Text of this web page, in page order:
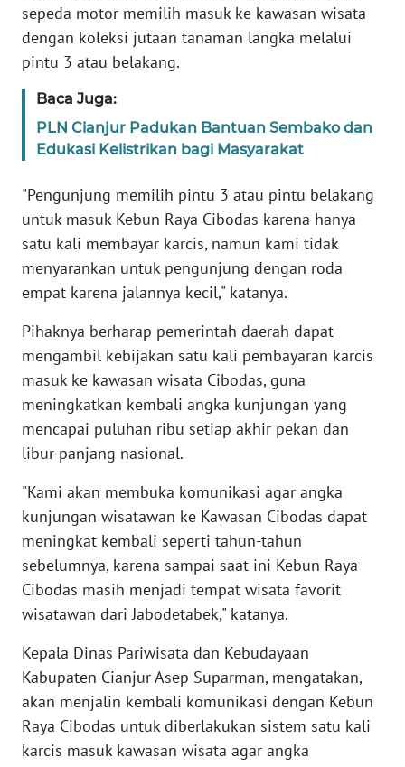
sepeda motor memilih masuk ke kawasan wisata
dengan koleksi jutaan tanaman langka melalui
pintu 3 atau belakang.
Baca Juga:
PLN Cianjur Padukan Bantuan Sembako dan
Edukasi Kelistrikan bagi Masyarakat
"Pengunjung memilih pintu 3 atau pintu belakang
untuk masuk Kebun Raya Cibodas karena hanya
satu kali membayar karcis, namun kami tidak
menyarankan untuk pengunjung dengan roda
empat karena jalannya kecil," katanya.
Pihaknya berharap pemerintah daerah dapat
mengambil kebijakan satu kali pembayaran karcis
masuk ke kawasan wisata Cibodas, guna
meningkatkan kembali angka kunjungan yang
mencapai puluhan ribu setiap akhir pekan dan
libur panjang nasional.
"Kami akan membuka komunikasi agar angka
kunjungan wisatawan ke Kawasan Cibodas dapat
meningkat kembali seperti tahun-tahun
sebelumnya, karena sampai saat ini Kebun Raya
Cibodas masih menjadi tempat wisata favorit
wisatawan dari Jabodetabek," katanya.
Kepala Dinas Pariwisata dan Kebudayaan
Kabupaten Cianjur Asep Suparman, mengatakan,
akan menjalin kembali komunikasi dengan Kebun
Raya Cibodas untuk diberlakukan sistem satu kali
karcis masuk kawasan wisata agar angka
WN
SUMSEL
WN
BENGKULU
LAMPUNG
WN
NUSANTARA
WN
JOGJA
WN
JATIM
BALI
WN
KALBAR
KALTENG
WN
KALTARA